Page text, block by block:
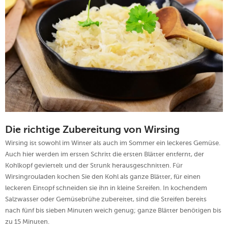
Die richtige Zubereitung von Wirsing
Wirsing ist sowohl im Winter als auch im Sommer ein leckeres Gemüse.
Auch hier werden im ersten Schritt die ersten Blätter entfernt, der
Kohlkopf geviertelt und der Strunk herausgeschnitten. Für
Wirsingrouladen kochen Sie den Kohl als ganze Blätter, für einen
leckeren Eintopf schneiden sie ihn in kleine Streifen. In kochendem
Salzwasser oder Gemüsebrühe zubereitet, sind die Streifen bereits
nach fünf bis sieben Minuten weich genug; ganze Blätter benötigen bis
zu 15 Minuten.